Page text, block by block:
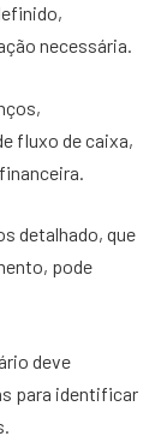
necessária.
fluxo de caixa,
detalhado, que
pode
deve
para identificar